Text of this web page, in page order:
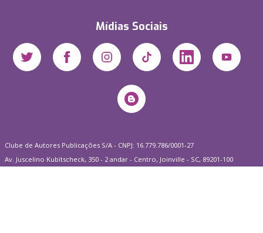
Mídias Sociais
Clube de Autores Publicações S/A - CNPJ: 16.779.786/0001-27
Av. Juscelino Kubitscheck, 350 - 2 andar - Centro, Joinville - SC, 89201-100